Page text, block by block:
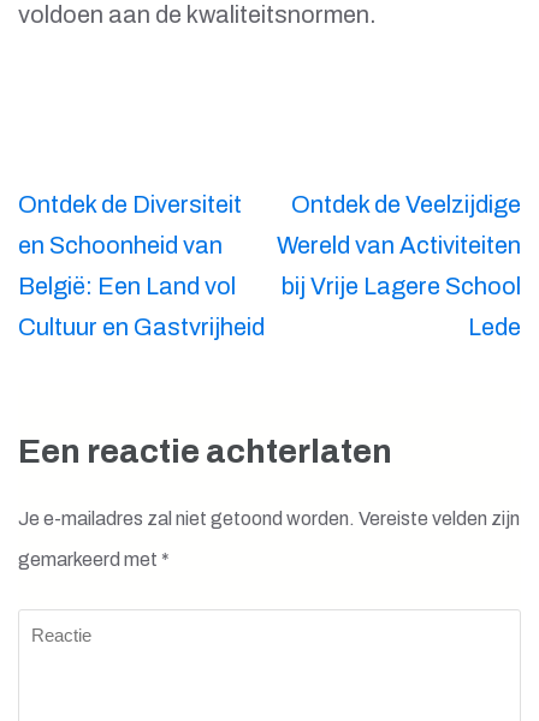
voldoen aan de kwaliteitsnormen.
Berichtnavigatie
Ontdek de Diversiteit
en Schoonheid van
België: Een Land vol
Cultuur en Gastvrijheid
Ontdek de Veelzijdige
Wereld van Activiteiten
bij Vrije Lagere School
Lede
Een reactie achterlaten
Je e-mailadres zal niet getoond worden. Vereiste velden zijn
gemarkeerd met *
Reactie